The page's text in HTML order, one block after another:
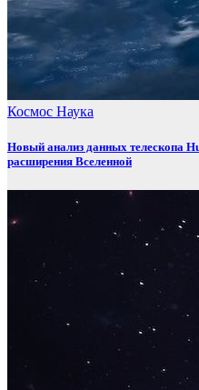
Космос Наука
Новый анализ данных телескопа
расширения Вселенной